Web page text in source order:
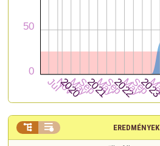
EREDMÉNYEK
 